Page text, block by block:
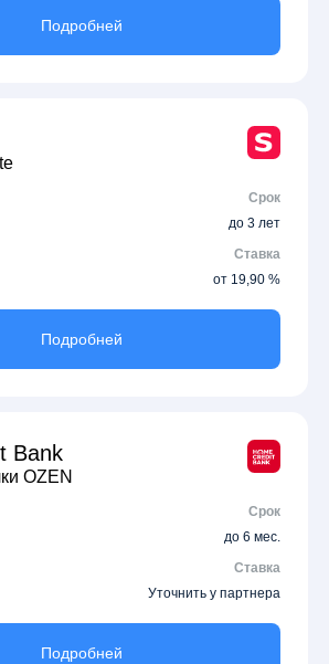
Подробней
Срок
до 3 лет
Ставка
от 19,90 %
Подробней
Bank
OZEN
Срок
до 6 мес.
Ставка
Уточнить у партнера
Подробней